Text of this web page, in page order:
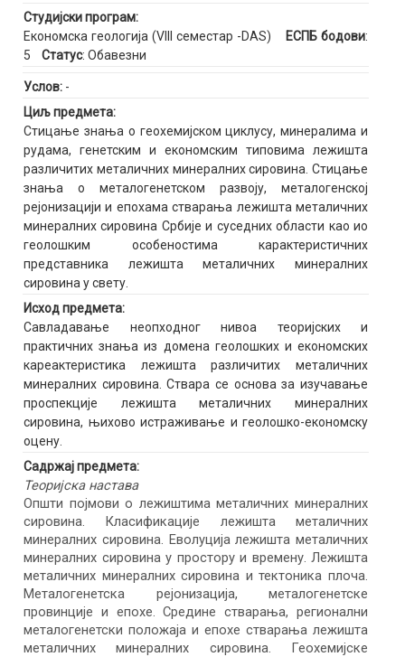
Студијски програм:
Економска геологија (VIII семестар -DAS)
ЕСПБ бодови:
5 Статус: Обавезни
Услов: -
Циљ предмета:
Стицање знања о геохемијском циклусу, минералима и
рудама, генетским и економским типовима лежишта
различитих металичних минералних сировина. Стицање
знања о металогенетском развоју, металогенској
рејонизацији и епохама стварања лежишта металичних
минералних сировина Србије и суседних области као ио
геолошким особеностима карактеристичних
представника лежишта металичних минералних
сировина у свету.
Исход предмета:
Савладавање неопходног нивоа теоријских и
практичних знања из домена геолошких и економских
кареактеристика лежишта различитих металичних
минералних сировина. Ствара се основа за изучавање
проспекције лежишта металичних минералних
сировина, њихово истраживање и геолошко-економску
оцену.
Садржај предмета:
Теоријска настава
Општи појмови о лежиштима металичних минералних
сировина. Класификације лежишта металичних
минералних сировина. Еволуција лежишта металичних
минералних сировина у простору и времену. Лежишта
металичних минералних сировина и тектоника плоча.
Металогенетска рејонизација, металогенетске
провинције и епохе. Средине стварања, регионални
металогенетски положаја и епохе стварања лежишта
металичних минералних сировина. Геохемијске